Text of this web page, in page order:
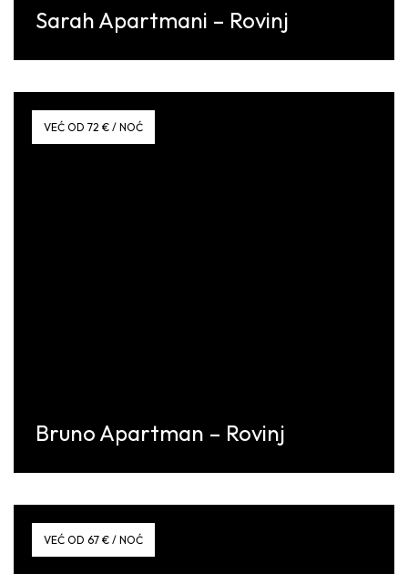
Sarah Apartmani – Rovinj
Discover More
VEĆ OD 72 € / NOĆ
Bruno Apartman – Rovinj
Discover More
VEĆ OD 67 € / NOĆ